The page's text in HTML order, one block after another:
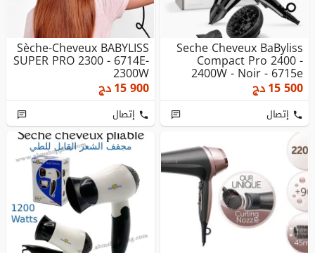
Seche Cheveux BaByliss
Compact Pro 2400 -
2400W - Noir - 6715e
15 500دج
إتصال
Sèche-Cheveux BABYLISS
SUPER PRO 2300 - 6714E-
2300W
15 900دج
إتصال